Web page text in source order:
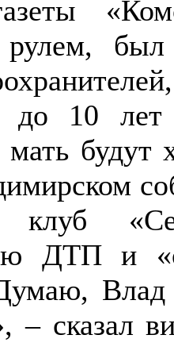
рулем,
до 10 лет
будут
ДТП и
– сказал